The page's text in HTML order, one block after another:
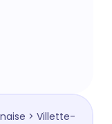
> Villette-